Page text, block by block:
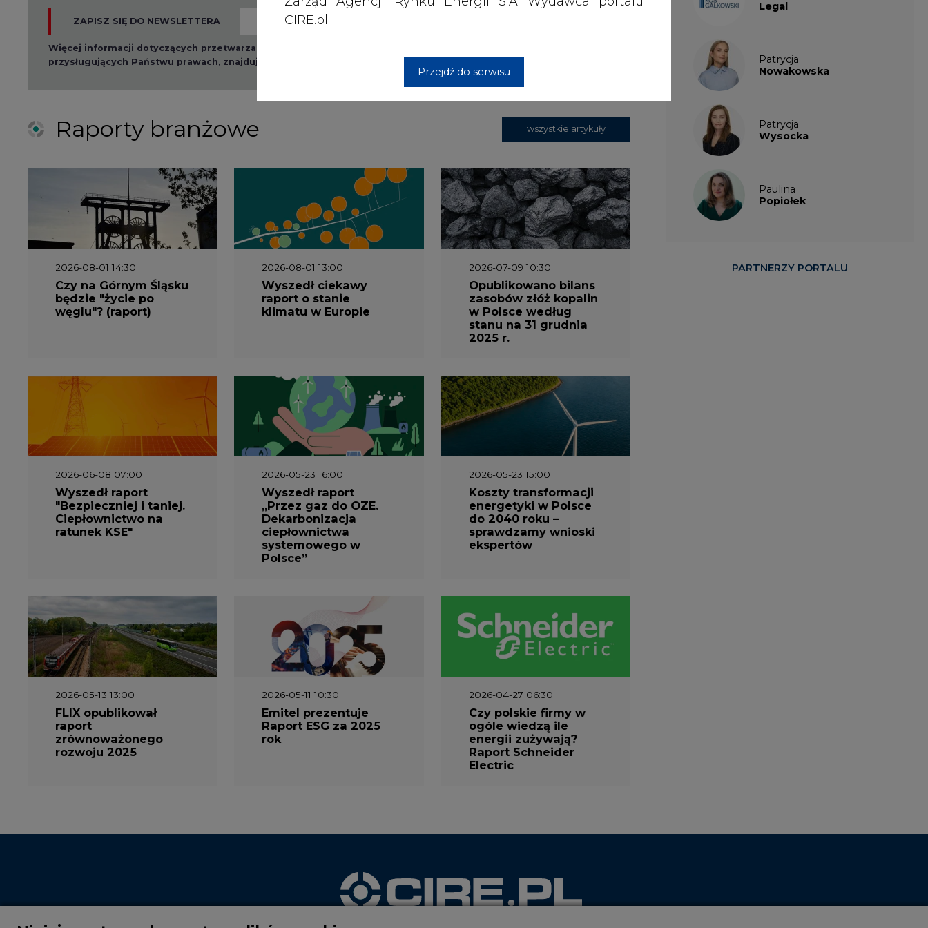
CIRE.pl
Przejdź do serwisu
ZAPISZ SIĘ DO NEWSLETTERA
Więcej informacji dotyczących przetwarzania przez nas Państwa danych osobowych, w tym informacje o
przysługujących Państwu prawach, znajduje się w
Raporty branżowe wszystkie artykuły
2026-08-01 14:30
Czy na Górnym Śląsku
będzie "życie po
węglu"? (raport)
2026-08-01 13:00
Wyszedł ciekawy
raport o stanie
klimatu w Europie
2026-07-09 10:30
Opublikowano bilans
zasobów złóż kopalin
w Polsce według
stanu na 31 grudnia
2025 r.
2026-06-08 07:00
Wyszedł raport
"Bezpieczniej i taniej.
Ciepłownictwo na
ratunek KSE"
2026-05-23 16:00
Wyszedł raport
„Przez gaz do OZE.
Dekarbonizacja
ciepłownictwa
systemowego w
Polsce”
2026-05-23 15:00
Koszty transformacji
energetyki w Polsce
do 2040 roku –
sprawdzamy wnioski
ekspertów
2026-05-13 13:00
FLIX opublikował
raport
zrównoważonego
rozwoju 2025
2026-05-11 10:30
Emitel prezentuje
Raport ESG za 2025
rok
2026-04-27 06:30
Czy polskie firmy w
ogóle wiedzą ile
energii zużywają?
Raport Schneider
Electric
Legal
Patrycja
Nowakowska
Patrycja
Wysocka
Paulina
Popiołek
PARTNERZY PORTALU